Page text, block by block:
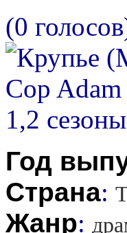
(0
Год
Страна:
Жанр: